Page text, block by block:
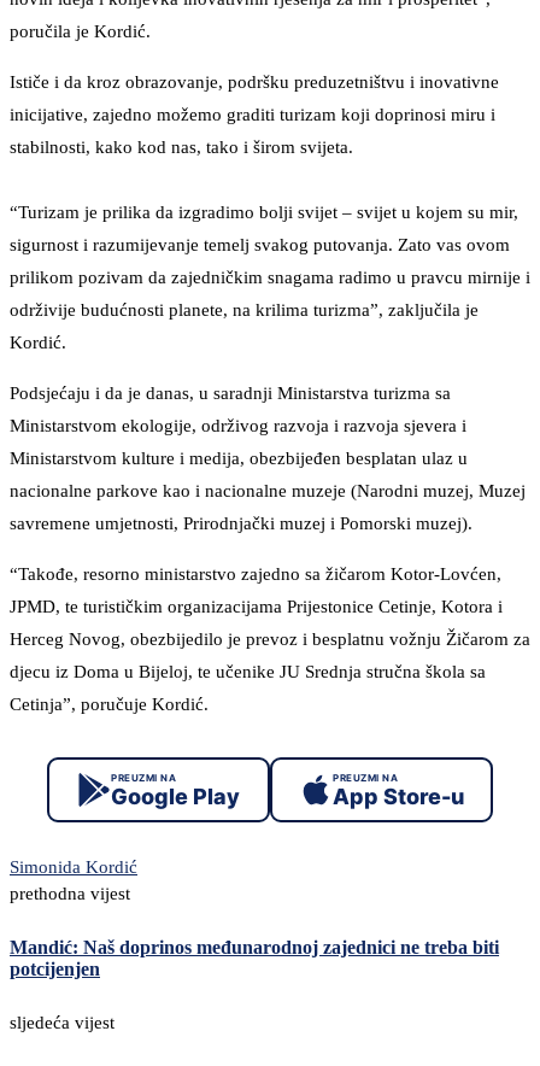
poručila je Kordić.
Ističe i da kroz obrazovanje, podršku preduzetništvu i inovativne
inicijative, zajedno možemo graditi turizam koji doprinosi miru i
stabilnosti, kako kod nas, tako i širom svijeta.
“Turizam je prilika da izgradimo bolji svijet – svijet u kojem su mir,
sigurnost i razumijevanje temelj svakog putovanja. Zato vas ovom
prilikom pozivam da zajedničkim snagama radimo u pravcu mirnije i
održivije budućnosti planete, na krilima turizma”, zaključila je
Kordić.
Podsjećaju i da je danas, u saradnji Ministarstva turizma sa
Ministarstvom ekologije, održivog razvoja i razvoja sjevera i
Ministarstvom kulture i medija, obezbijeđen besplatan ulaz u
nacionalne parkove kao i nacionalne muzeje (Narodni muzej, Muzej
savremene umjetnosti, Prirodnjački muzej i Pomorski muzej).
“Takođe, resorno ministarstvo zajedno sa žičarom Kotor-Lovćen,
JPMD, te turističkim organizacijama Prijestonice Cetinje, Kotora i
Herceg Novog, obezbijedilo je prevoz i besplatnu vožnju Žičarom za
djecu iz Doma u Bijeloj, te učenike JU Srednja stručna škola sa
Cetinja”, poručuje Kordić.
PREUZMI NA
Google Play
PREUZMI NA
App Store-u
Simonida Kordić
prethodna vijest
Mandić: Naš doprinos međunarodnoj zajednici ne treba biti
potcijenjen
sljedeća vijest